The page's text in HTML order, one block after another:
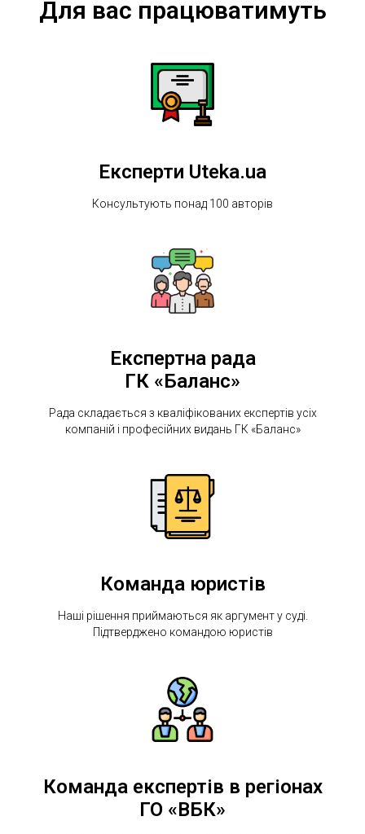
Для вас працюватимуть
Експерти Uteka.ua
Консультують понад 100 авторів
Експертна рада
ГК «Баланс»
Рада складається з кваліфікованих експертів усіх
компаній і професійних видань ГК «Баланс»
Команда юристів
Наші рішення приймаються як аргумент у суді.
Підтверджено командою юристів
Команда експертів в регіонах
ГО «ВБК»